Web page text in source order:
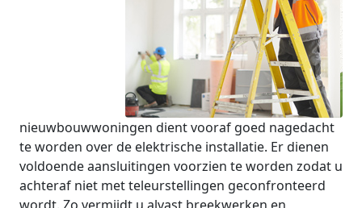
nieuwbouwwoningen dient vooraf goed nagedacht
te worden over de elektrische installatie. Er dienen
voldoende aansluitingen voorzien te worden zodat u
achteraf niet met teleurstellingen geconfronteerd